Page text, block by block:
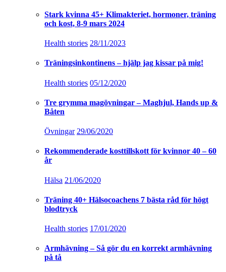
Stark kvinna 45+ Klimakteriet, hormoner, träning
och kost, 8-9 mars 2024
Health stories 28/11/2023
Träningsinkontinens – hjälp jag kissar på mig!
Health stories 05/12/2020
Tre grymma magövningar – Maghjul, Hands up &
Båten
Övningar 29/06/2020
Rekommenderade kosttillskott för kvinnor 40 – 60
år
Hälsa 21/06/2020
Träning 40+ Hälsocoachens 7 bästa råd för högt
blodtryck
Health stories 17/01/2020
Armhävning – Så gör du en korrekt armhävning
på tå